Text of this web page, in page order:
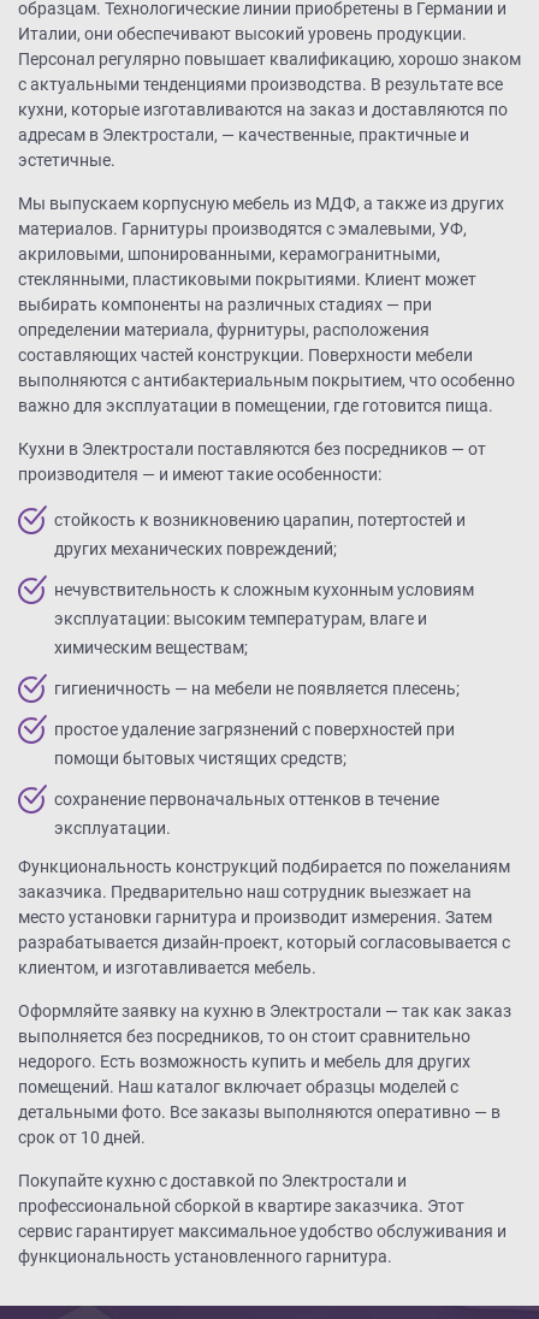
образцам. Технологические линии приобретены в Германии и
Италии, они обеспечивают высокий уровень продукции.
Персонал регулярно повышает квалификацию, хорошо знаком
с актуальными тенденциями производства. В результате все
кухни, которые изготавливаются на заказ и доставляются по
адресам в Электростали, — качественные, практичные и
эстетичные.
Мы выпускаем корпусную мебель из МДФ, а также из других
материалов. Гарнитуры производятся с эмалевыми, УФ,
акриловыми, шпонированными, керамогранитными,
стеклянными, пластиковыми покрытиями. Клиент может
выбирать компоненты на различных стадиях — при
определении материала, фурнитуры, расположения
составляющих частей конструкции. Поверхности мебели
выполняются с антибактериальным покрытием, что особенно
важно для эксплуатации в помещении, где готовится пища.
Кухни в Электростали поставляются без посредников — от
производителя — и имеют такие особенности:
стойкость к возникновению царапин, потертостей и
других механических повреждений;
нечувствительность к сложным кухонным условиям
эксплуатации: высоким температурам, влаге и
химическим веществам;
гигиеничность — на мебели не появляется плесень;
простое удаление загрязнений с поверхностей при
помощи бытовых чистящих средств;
сохранение первоначальных оттенков в течение
эксплуатации.
Функциональность конструкций подбирается по пожеланиям
заказчика. Предварительно наш сотрудник выезжает на
место установки гарнитура и производит измерения. Затем
разрабатывается дизайн-проект, который согласовывается с
клиентом, и изготавливается мебель.
Оформляйте заявку на кухню в Электростали — так как заказ
выполняется без посредников, то он стоит сравнительно
недорого. Есть возможность купить и мебель для других
помещений. Наш каталог включает образцы моделей с
детальными фото. Все заказы выполняются оперативно — в
срок от 10 дней.
Покупайте кухню с доставкой по Электростали и
профессиональной сборкой в квартире заказчика. Этот
сервис гарантирует максимальное удобство обслуживания и
функциональность установленного гарнитура.